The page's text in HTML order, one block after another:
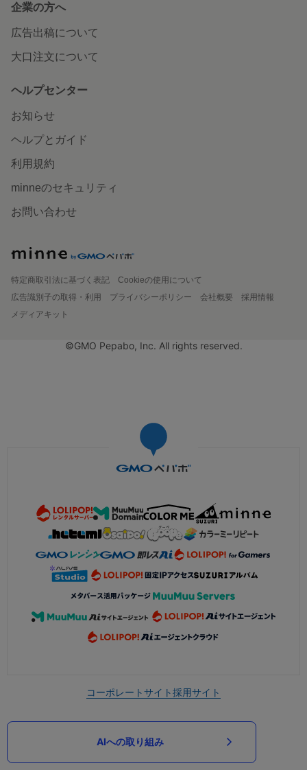
企業の方へ
広告出稿について
大口注文について
ヘルプセンター
お知らせ
ヘルプとガイド
利用規約
minneのセキュリティ
お問い合わせ
特定商取引法に基づく表記
Cookieの使用について
広告識別子の取得・利用
プライバシーポリシー 会社概要
採用情報
メディアキット
©GMO Pepabo, Inc. All rights reserved.
コーポレートサイト採用サイト
AIへの取り組み